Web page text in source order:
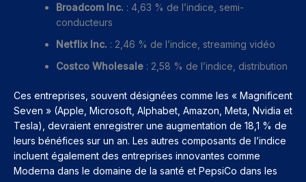
Broadcom Inc. : 4,63 % de l’indice, semi-
conducteurs
Netflix Inc. : 2,46 % de l’indice, streaming vidéo
Costco Wholesale : 2,58 % de l’indice, distribution
Ces entreprises, souvent désignées comme les « Magnificent
Seven » (Apple, Microsoft, Alphabet, Amazon, Meta, Nvidia et
Tesla), devraient enregistrer une augmentation de 18,1 % de
leurs bénéfices sur un an. Les autres composants de l’indice
incluent également des entreprises innovantes comme
Moderna dans le domaine de la santé et PepsiCo dans les